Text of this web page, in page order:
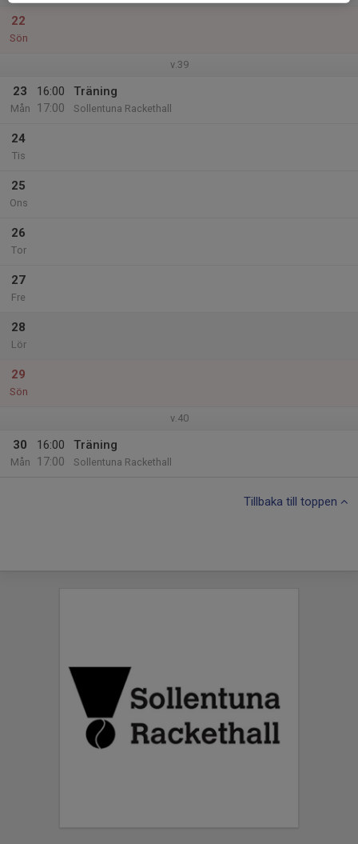
22
Sön
v.39
23
Mån
16:00
17:00
Träning
Sollentuna Rackethall
24
Tis
25
Ons
26
Tor
27
Fre
28
Lör
29
Sön
v.40
30
Mån
16:00
17:00
Träning
Sollentuna Rackethall
Tillbaka till toppen